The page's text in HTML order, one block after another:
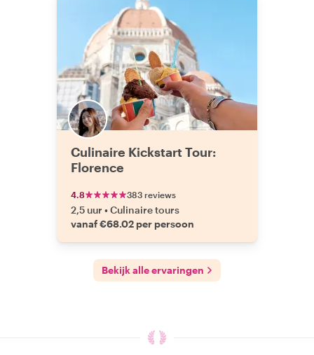
Culinaire Kickstart Tour:
Florence
4.8 383 reviews
2,5 uur •Culinaire tours
vanaf €68.02 per persoon
Bekijk alle ervaringen